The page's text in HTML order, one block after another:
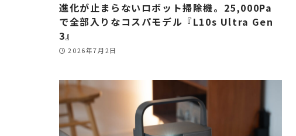
進化が止まらないロボット掃除機。25,000Pa
で全部入りなコスパモデル『L10s Ultra Gen
3』
2026年7月2日